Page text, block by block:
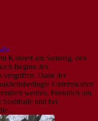
Konzert am Samstag, den
Beginn des
vergriffen. Dank der
Eintrittskarten
werden. Pünktlich um
und bei